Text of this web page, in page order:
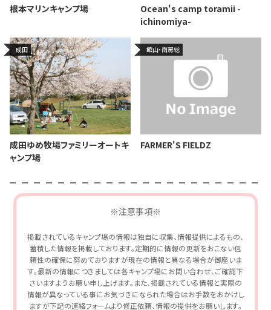
根本マリンキャンプ場
Ocean's camp toramii -
ichinomiya-
成田
成田ゆめ牧場ファミリーオートキ
ャンプ場
館山・南房総
FARMER'S FIELDZ
※注意事項※
掲載されているキャンプ場の情報は独自に収集、情報提供によるもの、
蓄積した情報を掲載しております。定期的に情報の更新をおこない信
頼性の確保に努めておりますが現在の情報と異なる場合が御座いま
す。最新の情報につきましては各キャンプ場にお問い合わせ、ご確認下
さいますようお願い申し上げます。また、掲載されている情報と実際の
情報が異なっている事にお気づきになられた場合はお手数をおかけし
ますが下記の連絡フォームより修正依頼、情報の提供をお願いします。